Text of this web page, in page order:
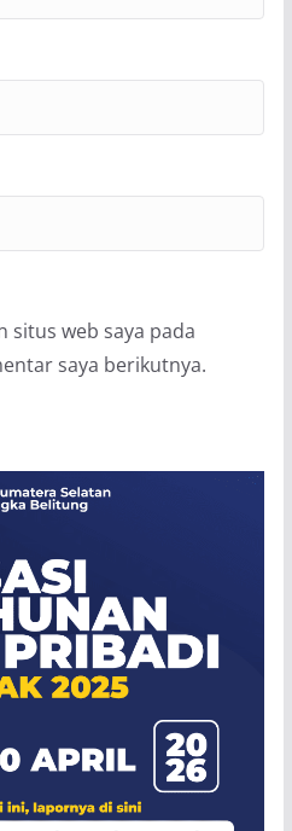
situs web saya pada
saya berikutnya.